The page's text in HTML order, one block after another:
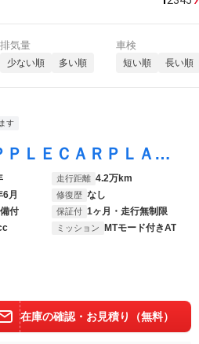
排気量
少ない順 多い順
車検
短い順 長い順
す
トゥインゴ インテンス ワンオーナー ＡＰＰＬＥＣＡＲＰＬＡＹ バックカメラ ハーフレザーシート 前席シートヒーター オートライト オートエアコン クルーズコントロール キーレスエントリー ＥＴＣ車載器 禁煙車
走行距離 4.2万km
月 修復歴 なし
付 保証付 1ヶ月・走行無制限
ミッション MTモード付きAT
在庫の確認・お見積り（無料）